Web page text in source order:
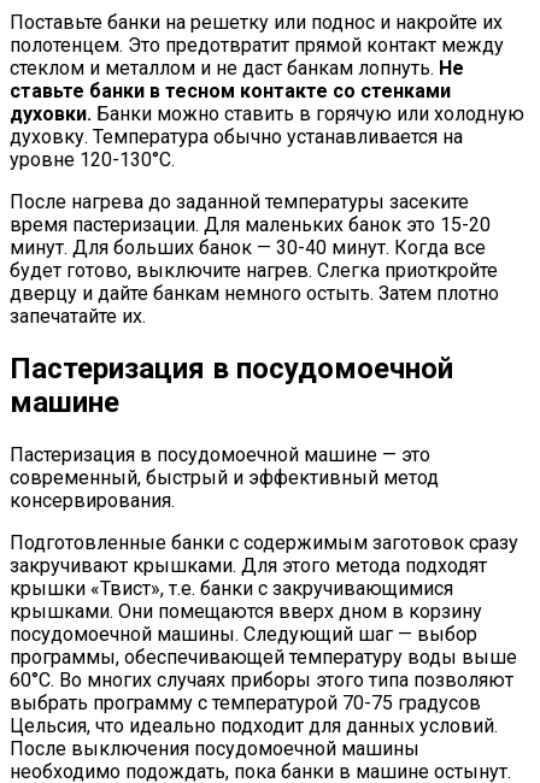
Поставьте банки на решетку или поднос и накройте их
полотенцем. Это предотвратит прямой контакт между
стеклом и металлом и не даст банкам лопнуть. Не
ставьте банки в тесном контакте со стенками
духовки. Банки можно ставить в горячую или холодную
духовку. Температура обычно устанавливается на
уровне 120-130°C.
После нагрева до заданной температуры засеките
время пастеризации. Для маленьких банок это 15-20
минут. Для больших банок — 30-40 минут. Когда все
будет готово, выключите нагрев. Слегка приоткройте
дверцу и дайте банкам немного остыть. Затем плотно
запечатайте их.
Пастеризация в посудомоечной
машине
Пастеризация в посудомоечной машине — это
современный, быстрый и эффективный метод
консервирования.
Подготовленные банки с содержимым заготовок сразу
закручивают крышками. Для этого метода подходят
крышки «Твист», т.е. банки с закручивающимися
крышками. Они помещаются вверх дном в корзину
посудомоечной машины. Следующий шаг — выбор
программы, обеспечивающей температуру воды выше
60°C. Во многих случаях приборы этого типа позволяют
выбрать программу с температурой 70-75 градусов
Цельсия, что идеально подходит для данных условий.
После выключения посудомоечной машины
необходимо подождать, пока банки в машине остынут.